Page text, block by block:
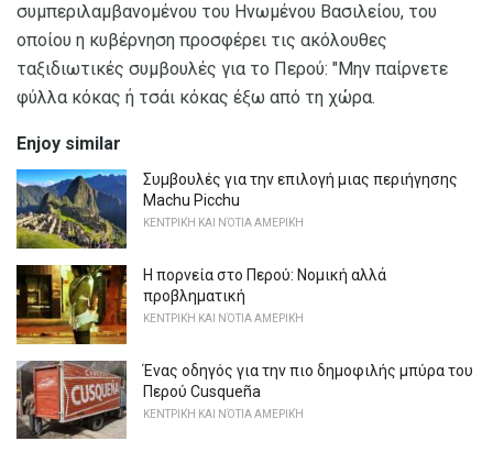
συμπεριλαμβανομένου του Ηνωμένου Βασιλείου, του
οποίου η κυβέρνηση προσφέρει τις ακόλουθες
ταξιδιωτικές συμβουλές για το Περού: "Μην παίρνετε
φύλλα κόκας ή τσάι κόκας έξω από τη χώρα.
Enjoy similar
Συμβουλές για την επιλογή μιας περιήγησης
Machu Picchu
ΚΕΝΤΡΙΚΉ ΚΑΙ ΝΌΤΙΑ ΑΜΕΡΙΚΉ
Η πορνεία στο Περού: Νομική αλλά
προβληματική
ΚΕΝΤΡΙΚΉ ΚΑΙ ΝΌΤΙΑ ΑΜΕΡΙΚΉ
Ένας οδηγός για την πιο δημοφιλής μπύρα του
Περού Cusqueña
ΚΕΝΤΡΙΚΉ ΚΑΙ ΝΌΤΙΑ ΑΜΕΡΙΚΉ